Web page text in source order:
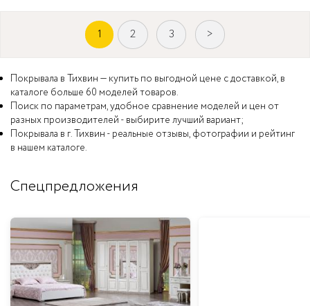
1 2 3 >
Покрывала в Тихвин — купить по выгодной цене с доставкой, в
каталоге больше 60 моделей товаров.
Поиск по параметрам, удобное сравнение моделей и цен от
разных производителей - выбирите лучший вариант;
Покрывала в г. Тихвин - реальные отзывы, фотографии и рейтинг
в нашем каталоге.
Спецпредложения